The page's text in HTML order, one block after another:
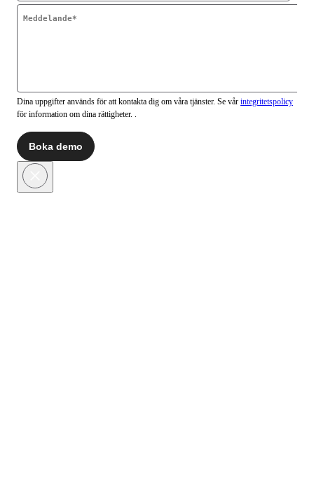
Dina uppgifter används för att kontakta dig om våra tjänster. Se vår integritetspolicy
för information om dina rättigheter. .